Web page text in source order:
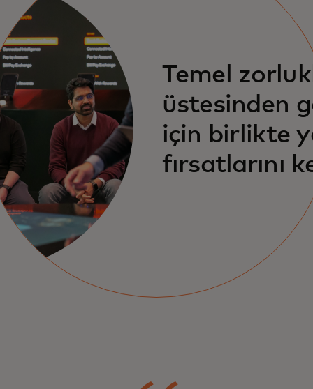
Temel
üstesinden
için birlikte
fırsatlarını